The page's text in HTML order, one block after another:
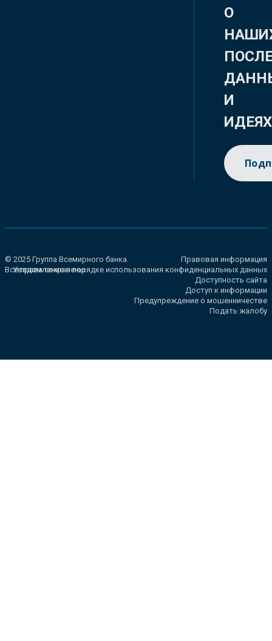
О
И
ИДЕЯХ
© 2025 Группа Всемирного банка.
Все права сохранены.
Правовая информация
Уведомление о порядке использования конфиденциальных данных
Доступность сайта
Доступ к информации
Предупреждение о мошенничестве
Подать жалобу